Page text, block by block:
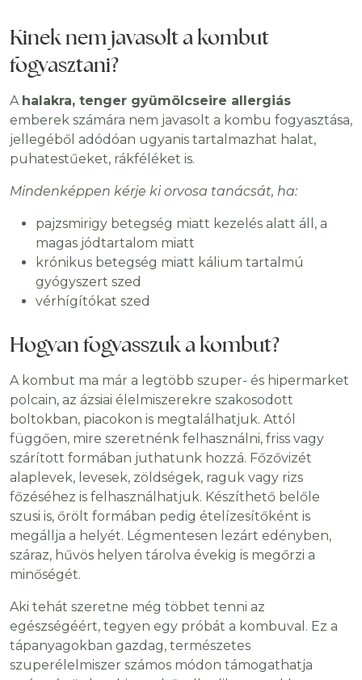
Kinek nem javasolt a kombut
fogyasztani?
A halakra, tenger gyümölcseire allergiás
emberek számára nem javasolt a kombu fogyasztása,
jellegéből adódóan ugyanis tartalmazhat halat,
puhatestűeket, rákféléket is.
Mindenképpen kérje ki orvosa tanácsát, ha:
pajzsmirigy betegség miatt kezelés alatt áll, a
magas jódtartalom miatt
krónikus betegség miatt kálium tartalmú
gyógyszert szed
vérhígítókat szed
Hogyan fogyasszuk a kombut?
A kombut ma már a legtöbb szuper- és hipermarket
polcain, az ázsiai élelmiszerekre szakosodott
boltokban, piacokon is megtalálhatjuk. Attól
függően, mire szeretnénk felhasználni, friss vagy
szárított formában juthatunk hozzá. Főzővizét
alaplevek, levesek, zöldségek, raguk vagy rizs
főzéséhez is felhasználhatjuk. Készíthető belőle
szusi is, őrölt formában pedig ételízesítőként is
megállja a helyét. Légmentesen lezárt edényben,
száraz, hűvös helyen tárolva évekig is megőrzi a
minőségét.
Aki tehát szeretne még többet tenni az
egészségéért, tegyen egy próbát a kombuval. Ez a
tápanyagokban gazdag, természetes
szuperélelmiszer számos módon támogathatja